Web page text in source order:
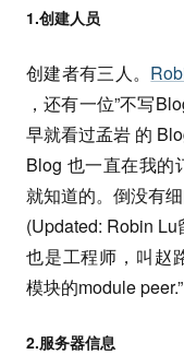
1.创建人员
创建者有三人。
，还有一位”不写
早就看过孟岩 的
Blog 也一直在我的
就知道的。倒没有
(Updated: Robin
也是工程师，叫赵
模块的module peer.”
2.服务器信息